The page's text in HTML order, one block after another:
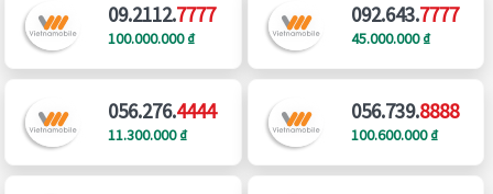
09.2112.7777
100.000.000 ₫
092.643.7777
45.000.000 ₫
056.276.4444
11.300.000 ₫
056.739.8888
100.600.000 ₫